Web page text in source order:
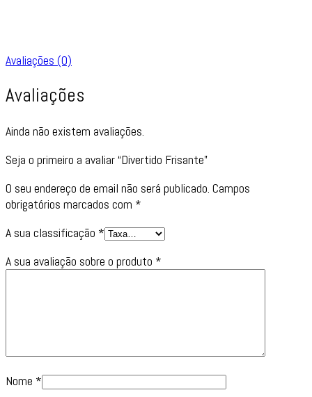
Avaliações (0)
Avaliações
Ainda não existem avaliações.
Seja o primeiro a avaliar “Divertido Frisante”
O seu endereço de email não será publicado. Campos
obrigatórios marcados com *
A sua classificação *
A sua avaliação sobre o produto *
Nome *